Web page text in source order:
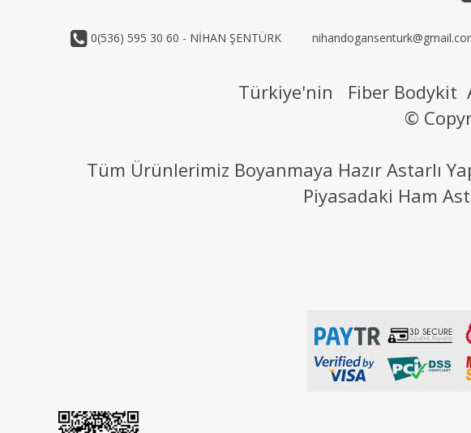
0(536) 595 30 60 - NİHAN ŞENTÜRK
Türkiye'nin Fiber Bodykit
©
Tüm Ürünlerimiz Boyanmaya Hazır Astarlı
Piyasadaki Ham